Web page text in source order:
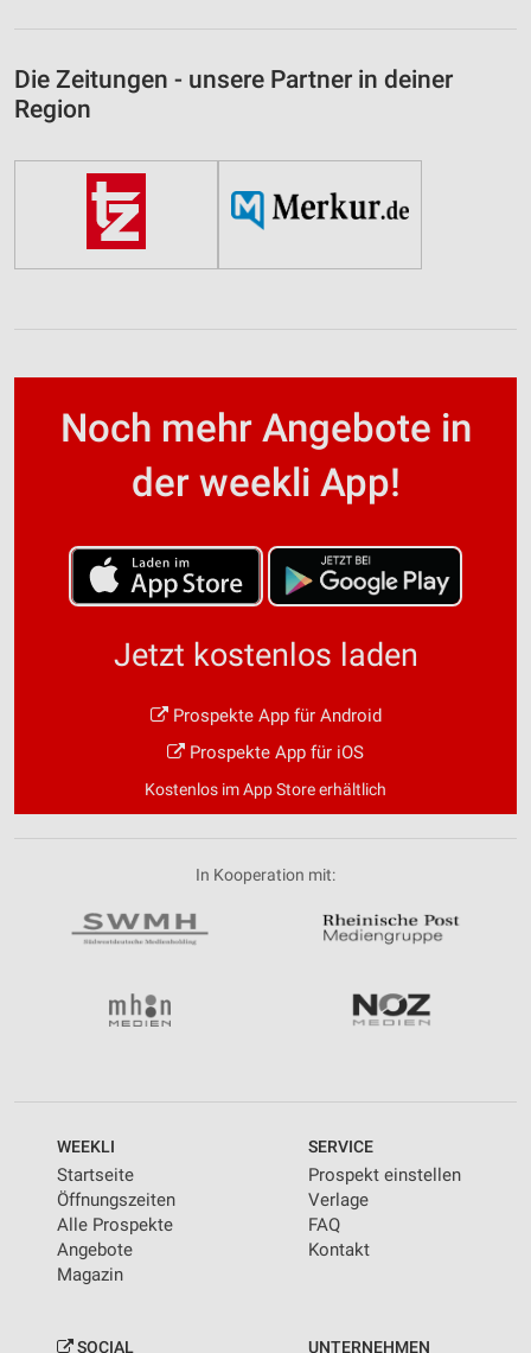
Die Zeitungen - unsere Partner in deiner
Region
Noch mehr Angebote in
der weekli App!
Jetzt kostenlos laden
Prospekte App für Android
Prospekte App für iOS
Kostenlos im App Store erhältlich
In Kooperation mit:
WEEKLI
Startseite
Öffnungszeiten
Alle Prospekte
Angebote
Magazin
SERVICE
Prospekt einstellen
Verlage
FAQ
Kontakt
SOCIAL UNTERNEHMEN